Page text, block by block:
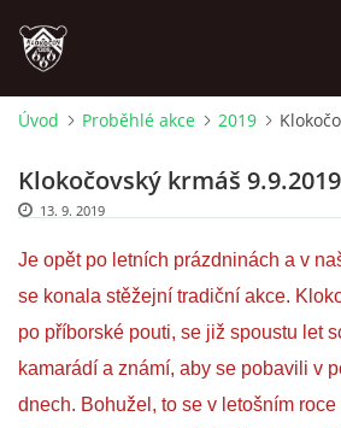
PLÁNOVANÉ AKCE
PROBĚHLÉ AKCE
NOVINKY
Úvod Proběhlé akce 2019
Klokočovský krmáš 9.9.2019
13. 9. 2019
Je opět po letních prázdninách a v
se konala stěžejní tradiční akce.
po příborské pouti, se již spoustu let
kamarádí a známí, aby se pobavili v
dnech. Bohužel, to se v letošním